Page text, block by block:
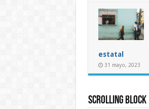
estatal
31 mayo, 2023
Scrolling Block